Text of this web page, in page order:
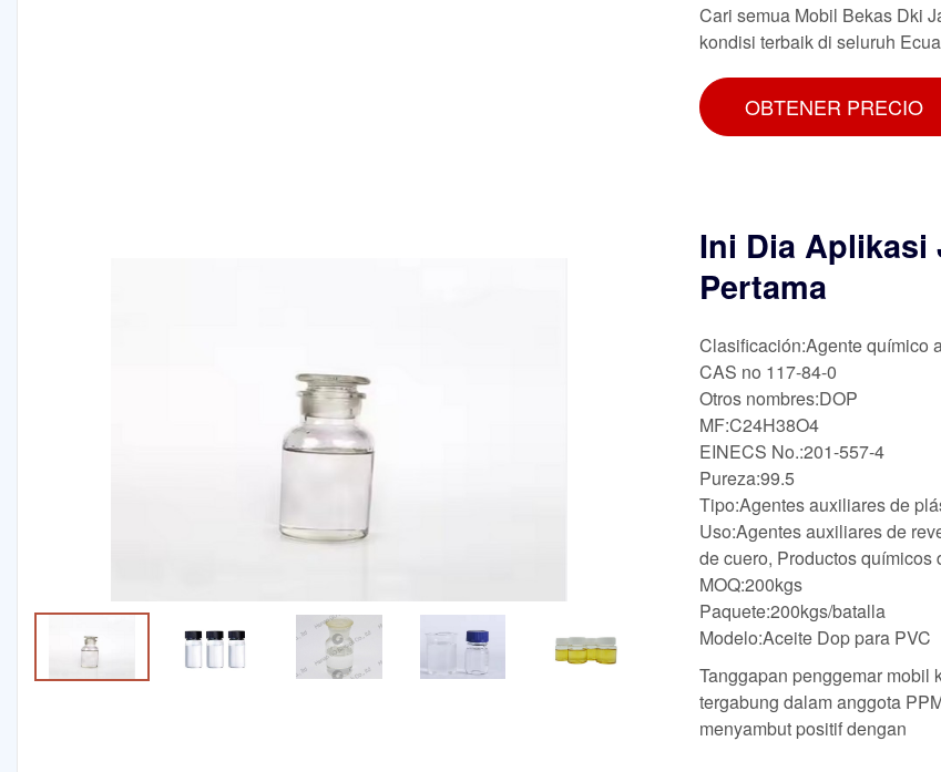
Cari semua Mobil Bekas Dki
kondisi terbaik di seluruh
OBTENER PRECIO
Ini Dia Aplikasi
Pertama
Clasificación:Agente químico
CAS no 117-84-0
Otros nombres:DOP
MF:C24H38O4
EINECS No.:201-557-4
Pureza:99.5
Tipo:Agentes auxiliares de
Uso:Agentes auxiliares de
de cuero, Productos
MOQ:200kgs
Paquete:200kgs/batalla
Modelo:Aceite Dop para PVC
Tanggapan penggemar mobil
tergabung dalam anggota
menyambut positif dengan